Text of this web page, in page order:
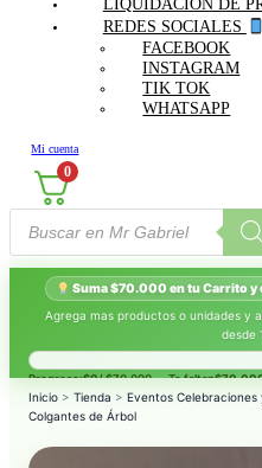
LIQUIDACIÓN DE
REDES SOCIALES
FACEBOOK
INSTAGRAM
TIK TOK
WHATSAPP
Mi cuenta
0
Búsqueda
productos
Suma $70.000 en tu Carrito y
Agrega mas productos o unidades y
desde
Progreso:$0/ $70.000 — Te faltan
Inicio > Tienda > Eventos Celebraciones
Colgantes de Árbol